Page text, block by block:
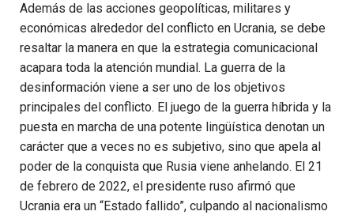
Además de las acciones geopolíticas, militares y
económicas alrededor del conflicto en Ucrania, se debe
resaltar la manera en que la estrategia comunicacional
acapara toda la atención mundial. La guerra de la
desinformación viene a ser uno de los objetivos
principales del conflicto. El juego de la guerra híbrida y la
puesta en marcha de una potente lingüística denotan un
carácter que a veces no es subjetivo, sino que apela al
poder de la conquista que Rusia viene anhelando. El 21
de febrero de 2022, el presidente ruso afirmó que
Ucrania era un “Estado fallido”, culpando al nacionalismo